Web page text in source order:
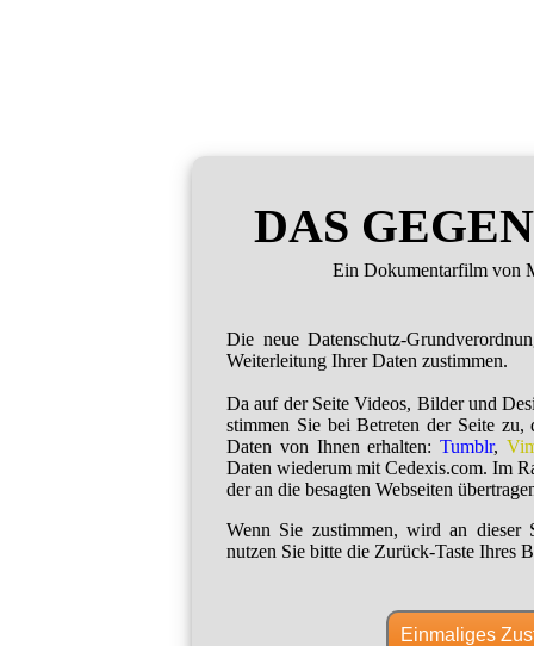
DAS
Ein Dokumentarfilm von
Die neue Datenschutz-
Weiterleitung Ihrer Daten zustimmen.
Da auf der Seite Videos, Bilder und
stimmen Sie bei Betreten der Seite zu,
Daten von Ihnen erhalten:Tumblr,
Daten wiederum mit Cedexis.com. Im
der an die besagten Webseiten
Wenn Sie zustimmen, wird an dieser
nutzen Sie bitte die Zurück-Taste Ihres
Einmaliges